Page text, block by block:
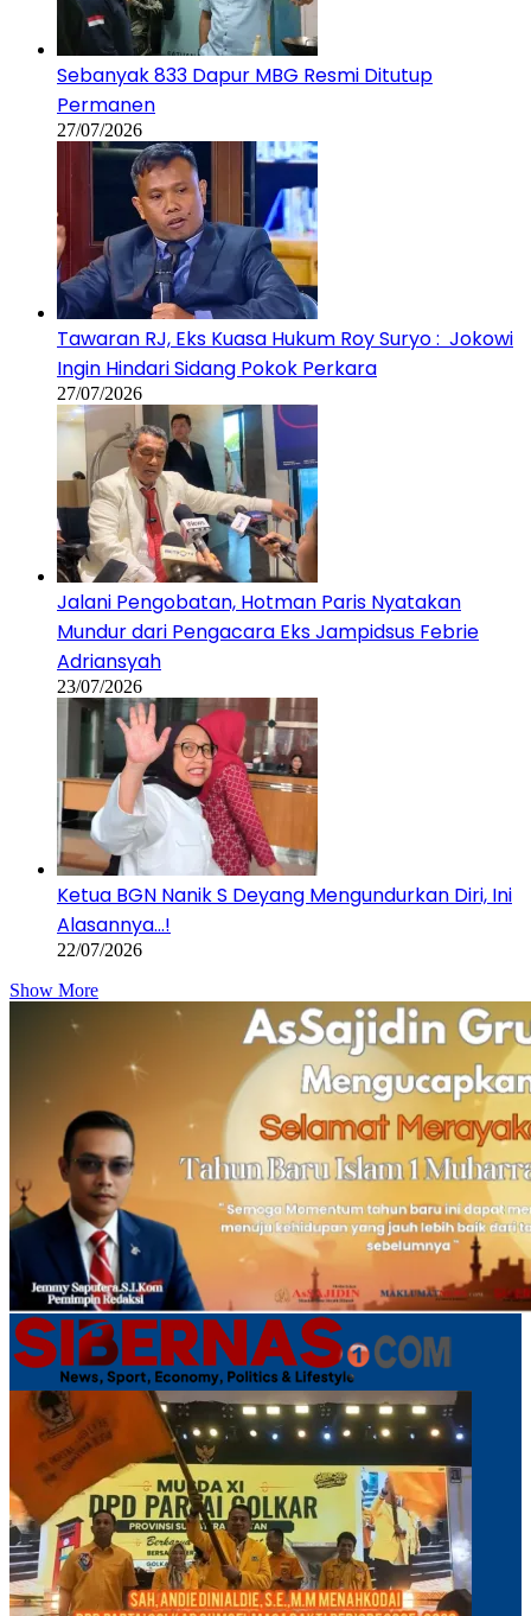
Sebanyak 833 Dapur MBG Resmi Ditutup
Permanen
27/07/2026
Tawaran RJ, Eks Kuasa Hukum Roy Suryo : Jokowi
Ingin Hindari Sidang Pokok Perkara
27/07/2026
Jalani Pengobatan, Hotman Paris Nyatakan
Mundur dari Pengacara Eks Jampidsus Febrie
Adriansyah
23/07/2026
Ketua BGN Nanik S Deyang Mengundurkan Diri, Ini
Alasannya…!
22/07/2026
Show More